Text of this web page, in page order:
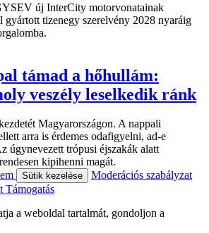
új InterCity motorvonatainak
gyártott tizenegy szerelvény 2028 nyaráig
támad a hőhullám:
veszély leselkedik ránk
Magyarországon. A nappali
arra is érdemes odafigyelni, ad-e
úgynevezett trópusi éjszakák alatt
kipihenni magát.
Sütik kezelése
Moderációs szabályzat
Támogatás
a weboldal tartalmát, gondoljon a